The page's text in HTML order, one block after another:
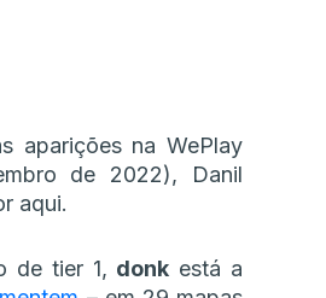
aparições na WePlay
de 2022), Danil
aqui.
de tier 1, donk está a